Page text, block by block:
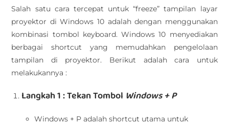
Salah satu cara tercepat untuk “freeze” tampilan layar
proyektor di Windows 10 adalah dengan menggunakan
kombinasi tombol keyboard. Windows 10 menyediakan
berbagai shortcut yang memudahkan pengelolaan
tampilan di proyektor. Berikut adalah cara untuk
melakukannya :
Langkah 1 : Tekan Tombol Windows + P
Windows + P adalah shortcut utama untuk